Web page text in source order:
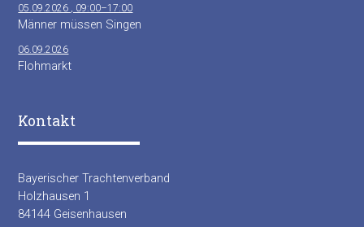
05.09.2026 , 09:00–17:00
Männer müssen Singen
06.09.2026
Flohmarkt
Kontakt
Bayerischer Trachtenverband
Holzhausen 1
84144 Geisenhausen